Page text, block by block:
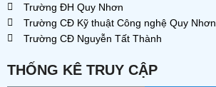
Trường ĐH Quy Nhơn
Trường CĐ Kỹ thuật Công nghệ Quy Nhơn
Trường CĐ Nguyễn Tất Thành
THỐNG KÊ TRUY CẬP